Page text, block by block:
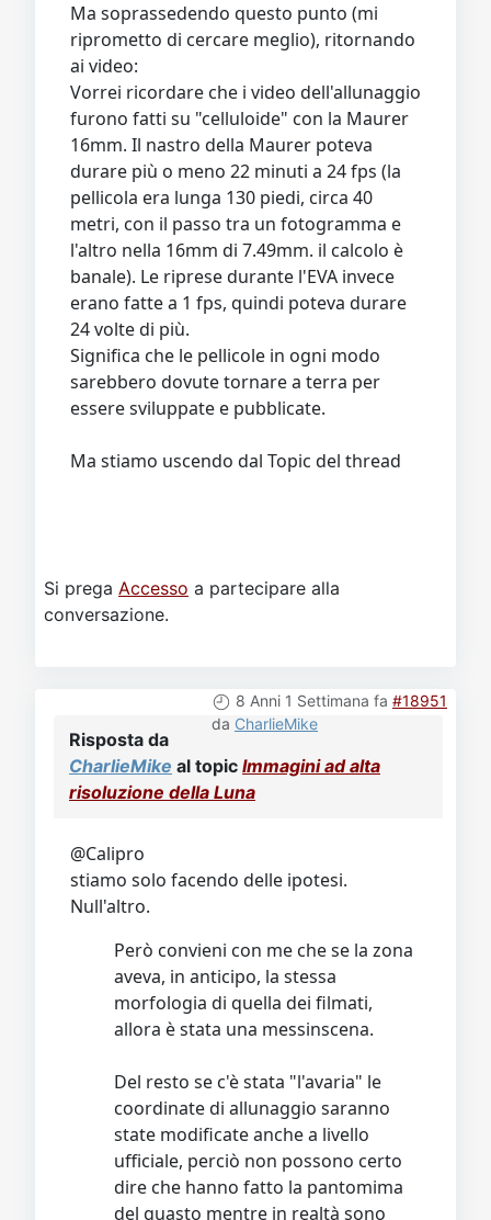
Ma soprassedendo questo punto (mi
riprometto di cercare meglio), ritornando
ai video:
Vorrei ricordare che i video dell'allunaggio
furono fatti su "celluloide" con la Maurer
16mm. Il nastro della Maurer poteva
durare più o meno 22 minuti a 24 fps (la
pellicola era lunga 130 piedi, circa 40
metri, con il passo tra un fotogramma e
l'altro nella 16mm di 7.49mm. il calcolo è
banale). Le riprese durante l'EVA invece
erano fatte a 1 fps, quindi poteva durare
24 volte di più.
Significa che le pellicole in ogni modo
sarebbero dovute tornare a terra per
essere sviluppate e pubblicate.
Ma stiamo uscendo dal Topic del thread
Si prega Accesso a partecipare alla
conversazione.
8 Anni 1 Settimana fa #18951
da CharlieMike
Risposta da
CharlieMike al topic Immagini ad alta
risoluzione della Luna
@Calipro
stiamo solo facendo delle ipotesi.
Null'altro.
Però convieni con me che se la zona
aveva, in anticipo, la stessa
morfologia di quella dei filmati,
allora è stata una messinscena.
Del resto se c'è stata "l'avaria" le
coordinate di allunaggio saranno
state modificate anche a livello
ufficiale, perciò non possono certo
dire che hanno fatto la pantomima
del guasto mentre in realtà sono